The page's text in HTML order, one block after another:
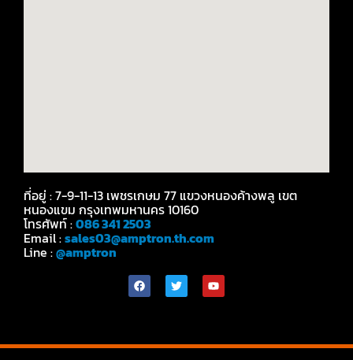
ที่อยู่ :7-9-11-13 เพชรเกษม 77 แขวงหนองค้างพลู เขต
หนองแขม กรุงเทพมหานคร 10160
โทรศัพท์ :086 341 2503
Email :sales03@amptron.th.com
Line :@amptron